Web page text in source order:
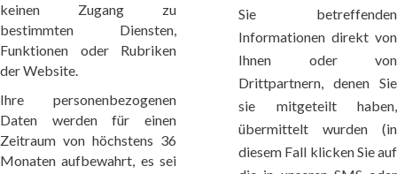
keinen Zugang zu
bestimmten Diensten,
Funktionen oder Rubriken
der Website.
Ihre personenbezogenen
Daten werden für einen
Zeitraum von höchstens 36
Monaten aufbewahrt, es sei
Sie betreffenden
Informationen direkt von
Ihnen oder von
Drittpartnern, denen Sie
sie mitgeteilt haben,
übermittelt wurden (in
diesem Fall klicken Sie auf